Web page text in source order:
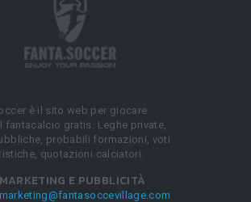
è il sito web per giocare
fantacalcio gratis. Leghe private,
probabili formazioni, voti
quotazioni calciatori.
MARKETING E PUBBLICITÀ
marketing@fantasoccevillage.com